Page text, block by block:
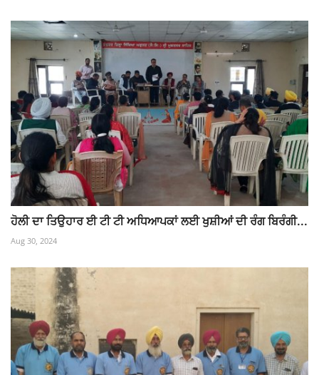
ਹੋਲੀ ਦਾ ਤਿਉਹਾਰ ਈ ਟੀ ਟੀ ਅਧਿਆਪਕਾਂ ਲਈ ਖੁਸ਼ੀਆਂ ਦੀ ਰੰਗ ਬਿਰੰਗੀ...
Aug 30, 2024